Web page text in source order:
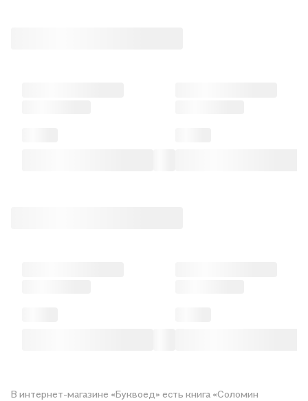
В интернет-магазине «Буквоед» есть книга «Соломин